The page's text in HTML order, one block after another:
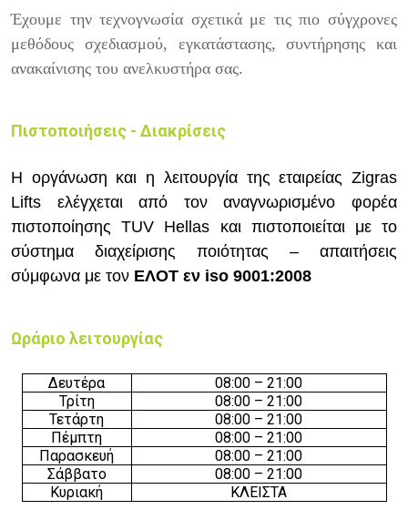
Έχουμε την τεχνογνωσία σχετικά με τις πιο σύγχρονες
μεθόδους σχεδιασμού, εγκατάστασης, συντήρησης και
ανακαίνισης του ανελκυστήρα σας.
Πιστοποιήσεις - Διακρίσεις
Η οργάνωση και η λειτουργία της εταιρείας Zigras
Lifts ελέγχεται από τον αναγνωρισμένο φορέα
πιστοποίησης TUV Hellas και πιστοποιείται με το
σύστημα διαχείρισης ποιότητας – απαιτήσεις
σύμφωνα με τον ΕΛΟΤ εν iso 9001:2008
Ωράριο λειτουργίας
Δευτέρα
08:00 – 21:00
Τρίτη
08:00 – 21:00
Τετάρτη
08:00 – 21:00
Πέμπτη
08:00 – 21:00
Παρασκευή
08:00 – 21:00
Σάββατο
08:00 – 21:00
Κυριακή
ΚΛΕΙΣΤΑ